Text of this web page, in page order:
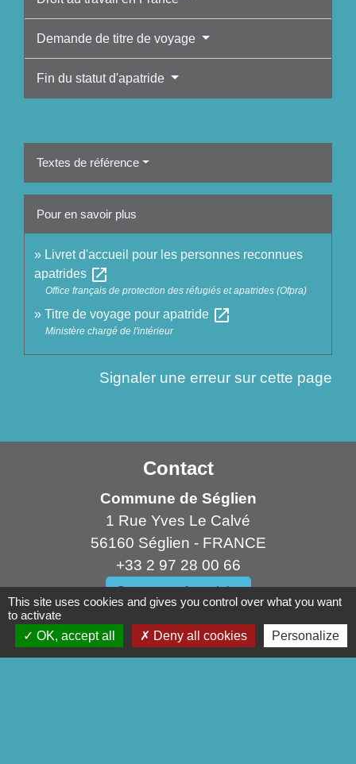
Demande de titre de voyage
Fin du statut d'apatride
Textes de référence
Pour en savoir plus
Livret d'accueil pour les personnes reconnues
apatrides open_in_new
Office français de protection des réfugiés et apatrides (Ofpra)
Titre de voyage pour apatride open_in_new
Ministère chargé de l'intérieur
Signaler une erreur sur cette page
Contact
Commune de Séglien
1 Rue Yves Le Calvé
56160 Séglien - FRANCE
+33 2 97 28 00 66
Contact par formulaire
This site uses cookies and gives you control over what you want
to activate
OK, accept all
Deny all cookies Personalize